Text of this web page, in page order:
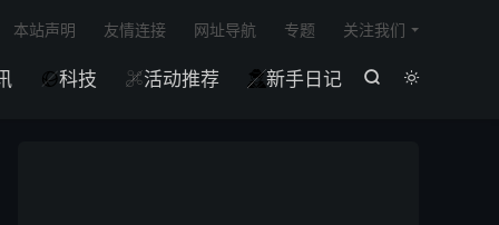


科技 活动推荐 新手日记
本站声明 友情连接 网址导航 专题 关注我们